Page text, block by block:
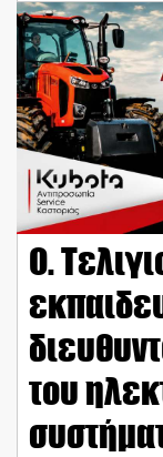
Ο.
του